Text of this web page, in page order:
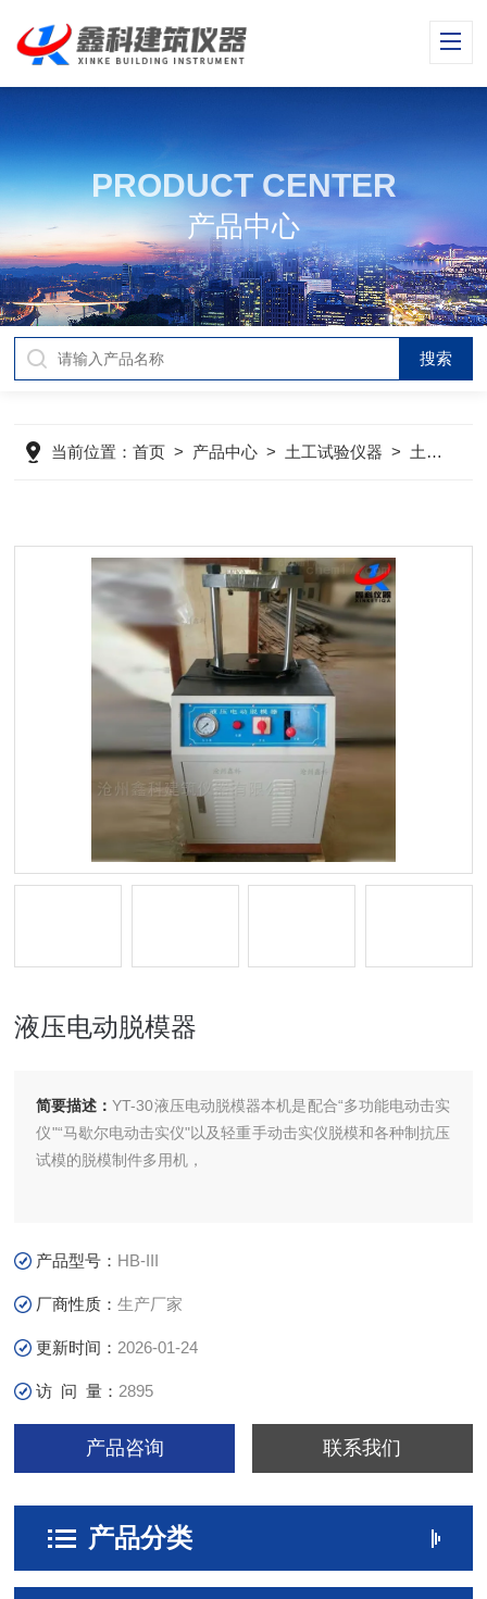
PRODUCT CENTER
产品中心
当前位置：首页 > 产品中心 > 土工试验仪器 > 土工试验仪器产品
液压电动脱模器
简要描述：YT-30液压电动脱模器本机是配合“多功能电动击实
仪"“马歇尔电动击实仪"以及轻重手动击实仪脱模和各种制抗压
试模的脱模制件多用机，
产品型号： HB-III
厂商性质：生产厂家
更新时间： 2026-01-24
访 问 量： 2895
产品咨询 联系我们
产品分类